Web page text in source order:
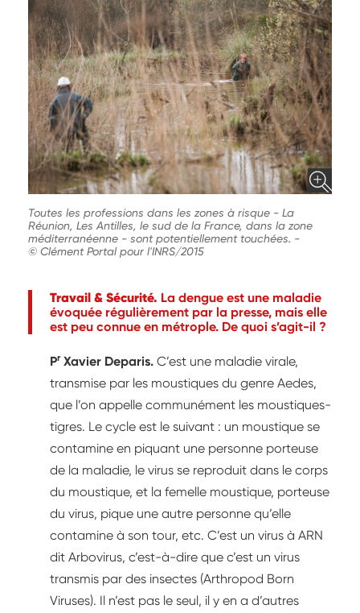
Toutes les professions dans les zones à risque - La
Réunion, Les Antilles, le sud de la France, dans la zone
méditerranéenne - sont potentiellement touchées. -
© Clément Portal pour l'INRS/2015
Travail & Sécurité. La dengue est une maladie
évoquée régulièrement par la presse, mais elle
est peu connue en métrople. De quoi s’agit-il ?
Pr Xavier Deparis. C’est une maladie virale,
transmise par les moustiques du genre Aedes,
que l’on appelle communément les moustiques-
tigres. Le cycle est le suivant : un moustique se
contamine en piquant une personne porteuse
de la maladie, le virus se reproduit dans le corps
du moustique, et la femelle moustique, porteuse
du virus, pique une autre personne qu’elle
contamine à son tour, etc. C’est un virus à ARN
dit Arbovirus, c’est-à-dire que c’est un virus
transmis par des insectes (Arthropod Born
Viruses). Il n’est pas le seul, il y en a d’autres